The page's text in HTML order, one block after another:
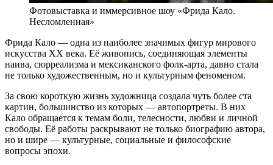
Фотовыставка и иммерсивное шоу «Фрида Кало.
Несломленная»
Фрида Кало — одна из наиболее значимых фигур мирового
искусства XX века. Её живопись, соединяющая элементы
наива, сюрреализма и мексиканского фолк-арта, давно стала
не только художественным, но и культурным феноменом.
За свою короткую жизнь художница создала чуть более ста
картин, большинство из которых — автопортреты. В них
Кало обращается к темам боли, телесности, любви и личной
свободы. Её работы раскрывают не только биографию автора,
но и шире — культурные, социальные и философские
вопросы эпохи.